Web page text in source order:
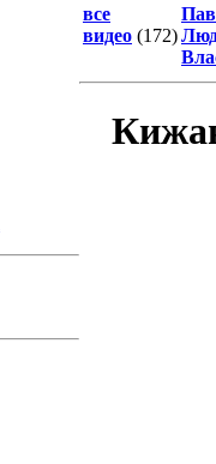
все
видео (172)